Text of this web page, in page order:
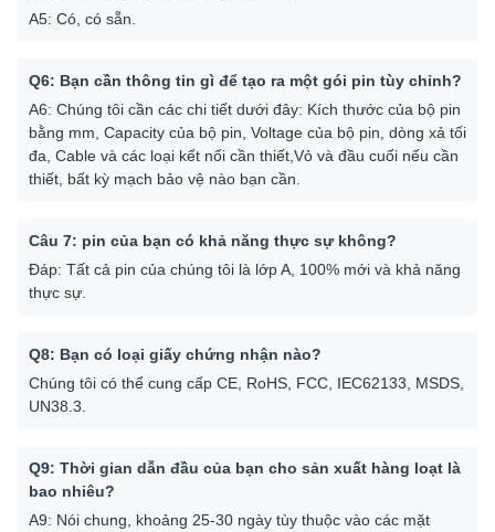
A5: Có, có sẵn.
Q6: Bạn cần thông tin gì để tạo ra một gói pin tùy chỉnh?
A6: Chúng tôi cần các chi tiết dưới đây: Kích thước của bộ pin
bằng mm, Capacity của bộ pin, Voltage của bộ pin, dòng xả tối
đa, Cable và các loại kết nối cần thiết,Vỏ và đầu cuối nếu cần
thiết, bất kỳ mạch bảo vệ nào bạn cần.
Câu 7: pin của bạn có khả năng thực sự không?
Đáp: Tất cả pin của chúng tôi là lớp A, 100% mới và khả năng
thực sự.
Q8: Bạn có loại giấy chứng nhận nào?
Chúng tôi có thể cung cấp CE, RoHS, FCC, IEC62133, MSDS,
UN38.3.
Q9: Thời gian dẫn đầu của bạn cho sản xuất hàng loạt là
bao nhiêu?
A9: Nói chung, khoảng 25-30 ngày tùy thuộc vào các mặt